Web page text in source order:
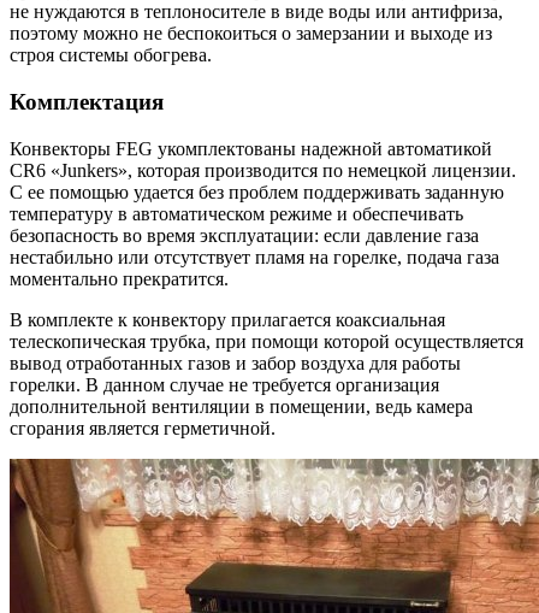
не нуждаются в теплоносителе в виде воды или антифриза,
поэтому можно не беспокоиться о замерзании и выходе из
строя системы обогрева.
Комплектация
Конвекторы FEG укомплектованы надежной автоматикой
CR6 «Junkers», которая производится по немецкой лицензии.
С ее помощью удается без проблем поддерживать заданную
температуру в автоматическом режиме и обеспечивать
безопасность во время эксплуатации: если давление газа
нестабильно или отсутствует пламя на горелке, подача газа
моментально прекратится.
В комплекте к конвектору прилагается коаксиальная
телескопическая трубка, при помощи которой осуществляется
вывод отработанных газов и забор воздуха для работы
горелки. В данном случае не требуется организация
дополнительной вентиляции в помещении, ведь камера
сгорания является герметичной.